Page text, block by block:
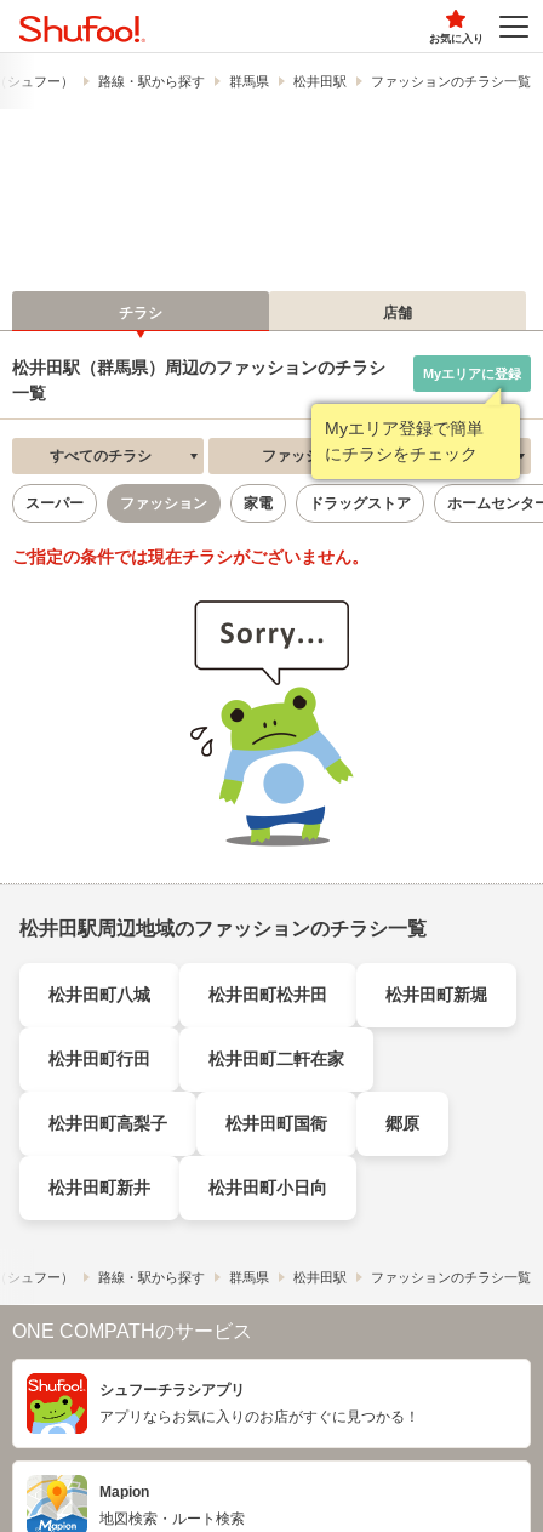
お気に入り
ュフー） 路線・駅から探す 群馬県 松井田駅 ファッションのチラシ一覧
チラシ 店舗
松井田駅（群馬県）周辺のファッションのチラシ
一覧
Myエリア登録で簡単
にチラシをチェック
Myエリアに登録
すべてのチラシ ファッション 新着順
スーパー ファッション 家電 ドラッグストア ホームセンタ
ご指定の条件では現在チラシがございません。
松井田駅周辺地域のファッションのチラシ一覧
松井田町八城 松井田町松井田 松井田町新堀
松井田町行田 松井田町二軒在家
松井田町高梨子 松井田町国衙 郷原
松井田町新井 松井田町小日向
ュフー） 路線・駅から探す 群馬県 松井田駅 ファッションのチラシ一覧
ONE COMPATHのサービス
シュフーチラシアプリ
アプリならお気に入りのお店がすぐに見つかる！
Mapion
地図検索・ルート検索